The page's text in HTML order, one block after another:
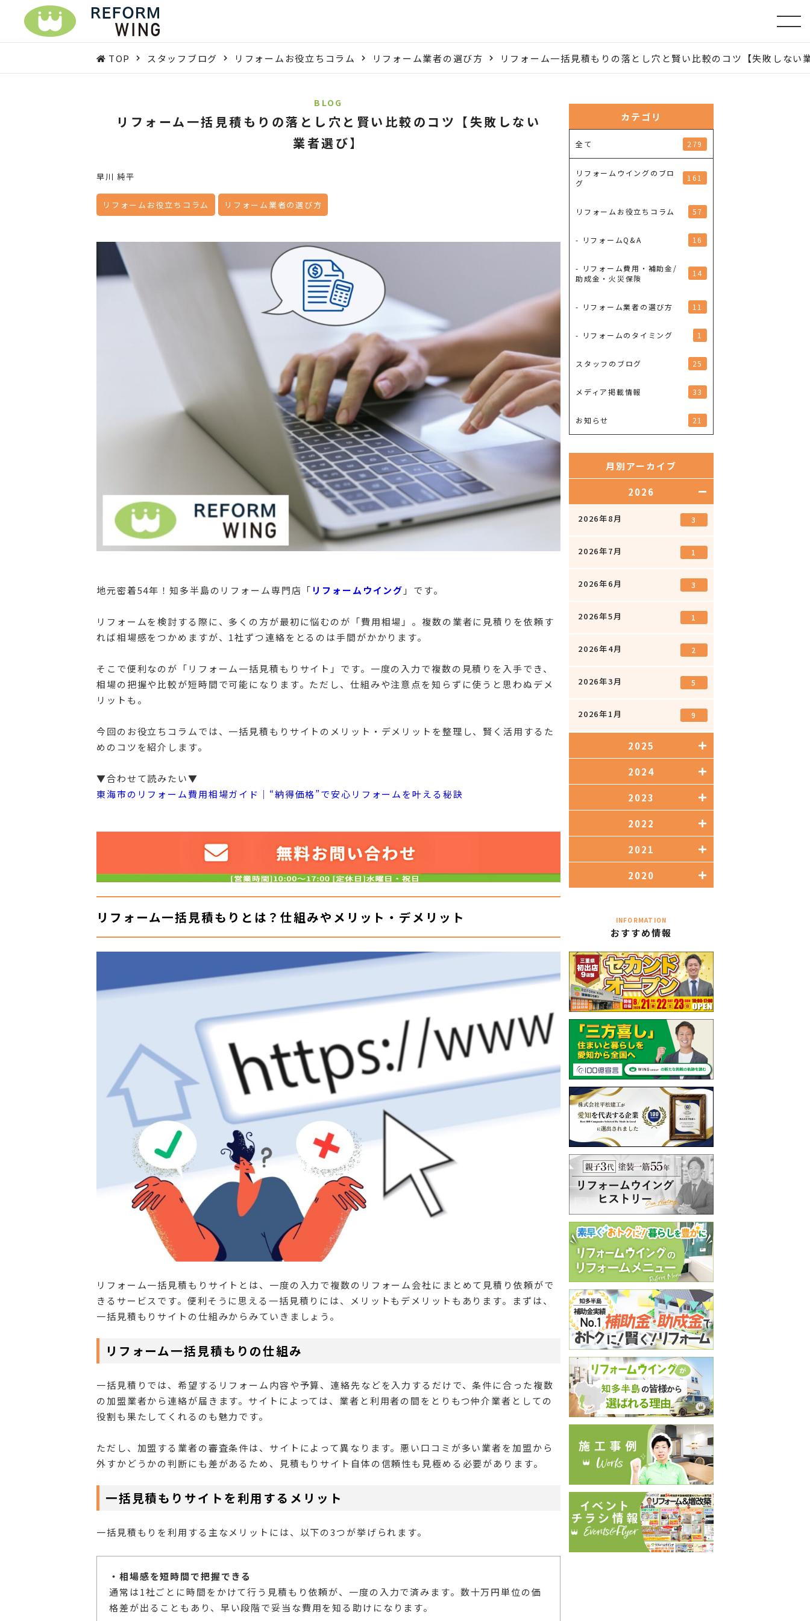
TOP スタッフブログ リフォームお役立ちコラム リフォーム業者の選び方 リフォーム一括見積もりの落とし穴と賢い比較のコツ【失敗しない
BLOG
リフォーム一括見積もりの落とし穴と賢い比較のコツ【失敗しない
業者選び】
早川 純平
リフォームお役立ちコラム リフォーム業者の選び方
地元密着54年！知多半島のリフォーム専門店「 リフォームウイング 」です。
リフォームを検討する際に、多くの方が最初に悩むのが「費用相場」。複数の業者に見積りを依頼す
れば相場感をつかめますが、1社ずつ連絡をとるのは手間がかかります。
そこで便利なのが「リフォーム一括見積もりサイト」です。一度の入力で複数の見積りを入手でき、
相場の把握や比較が短時間で可能になります。ただし、仕組みや注意点を知らずに使うと思わぬデメ
リットも。
今回のお役立ちコラムでは、一括見積もりサイトのメリット・デメリットを整理し、賢く活用するた
めのコツを紹介します。
▼合わせて読みたい▼
東海市のリフォーム費用相場ガイド｜“納得価格”で安心リフォームを叶える秘訣
リフォーム一括見積もりとは？仕組みやメリット・デメリット
リフォーム一括見積もりサイトとは、一度の入力で複数のリフォーム会社にまとめて見積り依頼がで
きるサービスです。便利そうに思える一括見積りには、メリットもデメリットもあります。まずは、
一括見積もりサイトの仕組みからみていきましょう。
リフォーム一括見積もりの仕組み
一括見積りでは、希望するリフォーム内容や予算、連絡先などを入力するだけで、条件に合った複数
の加盟業者から連絡が届きます。サイトによっては、業者と利用者の間をとりもつ仲介業者としての
役割も果たしてくれるのも魅力です。
ただし、加盟する業者の審査条件は、サイトによって異なります。悪い口コミが多い業者を加盟から
外すかどうかの判断にも差があるため、見積もりサイト自体の信頼性も見極める必要があります。
一括見積もりサイトを利用するメリット
一括見積もりを利用する主なメリットには、以下の3つが挙げられます。
・相場感を短時間で把握できる
通常は1社ごとに時間をかけて行う見積もり依頼が、一度の入力で済みます。数十万円単位の価
格差が出ることもあり、早い段階で妥当な費用を知る助けになります。
カテゴリ
全て 279
リフォームウイングのブロ
グ
161
リフォームお役立ちコラム 57
- リフォームQ&A 16
- リフォーム費用・補助金/
助成金・火災保険
14
- リフォーム業者の選び方 11
- リフォームのタイミング 1
スタッフのブログ 25
メディア掲載情報 33
お知らせ 21
月別アーカイブ
2026
2026年8月 3
2026年7月 1
2026年6月 3
2026年5月 1
2026年4月 2
2026年3月 5
2026年1月 9
2025
2024
2023
2022
2021
2020
INFORMATION
おすすめ情報